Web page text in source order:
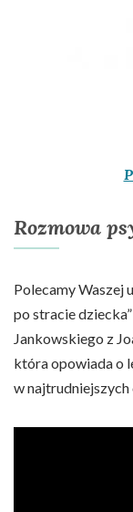
Rozmowa
Polecamy Waszej
po stracie
Jankowskiego z
która opowiada o
w najtrudniejszych